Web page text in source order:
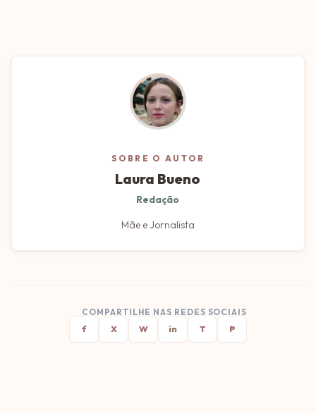
SOBRE O AUTOR
Laura Bueno
Redação
Mãe e Jornalista
COMPARTILHE NAS REDES SOCIAIS
f
X W in T P